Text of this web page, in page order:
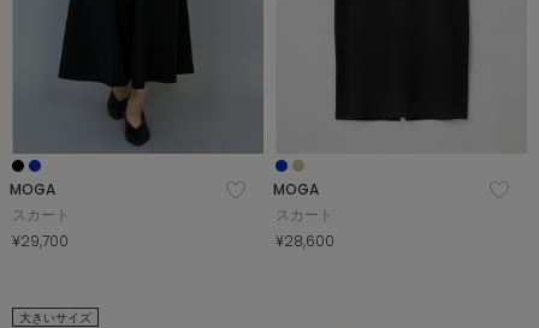
MOGA
スカート
¥29,700
MOGA
スカート
¥28,600
大きいサイズ